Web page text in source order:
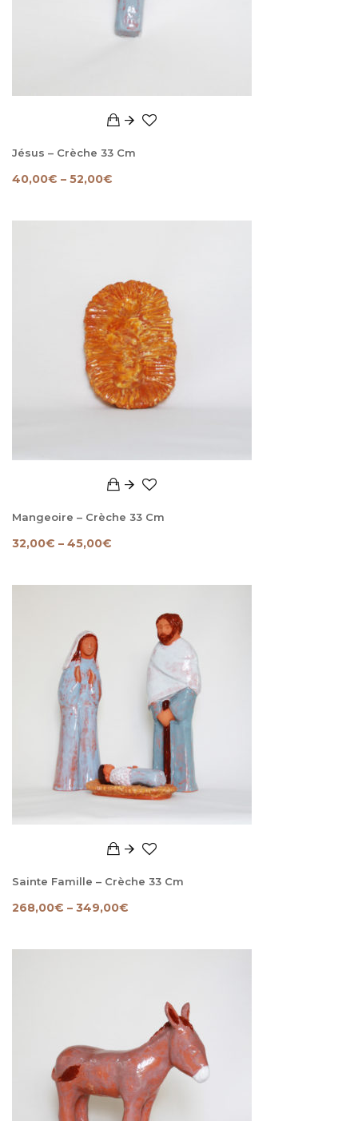
Jésus – Crèche 33 Cm
40,00€ – 52,00€
Mangeoire – Crèche 33 Cm
32,00€ – 45,00€
Sainte Famille – Crèche 33 Cm
268,00€ – 349,00€